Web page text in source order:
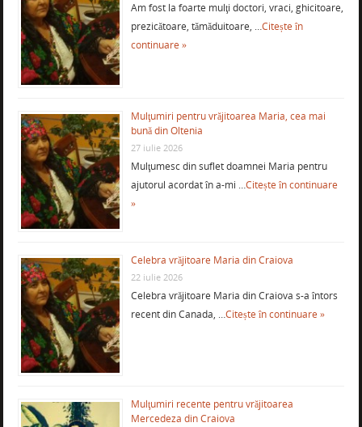
Am fost la foarte mulţi doctori, vraci, ghicitoare,
prezicătoare, tămăduitoare, …Citește în
continuare »
Mulţumiri pentru vrăjitoarea Maria, cea mai
bună din Oltenia
27 iulie 2026
Mulţumesc din suflet doamnei Maria pentru
ajutorul acordat în a-mi …Citește în continuare
»
Celebra vrăjitoare Maria din Craiova
22 iulie 2026
Celebra vrăjitoare Maria din Craiova s-a întors
recent din Canada, …Citește în continuare »
Mulţumiri recente pentru vrăjitoarea
Mercedeza din Craiova